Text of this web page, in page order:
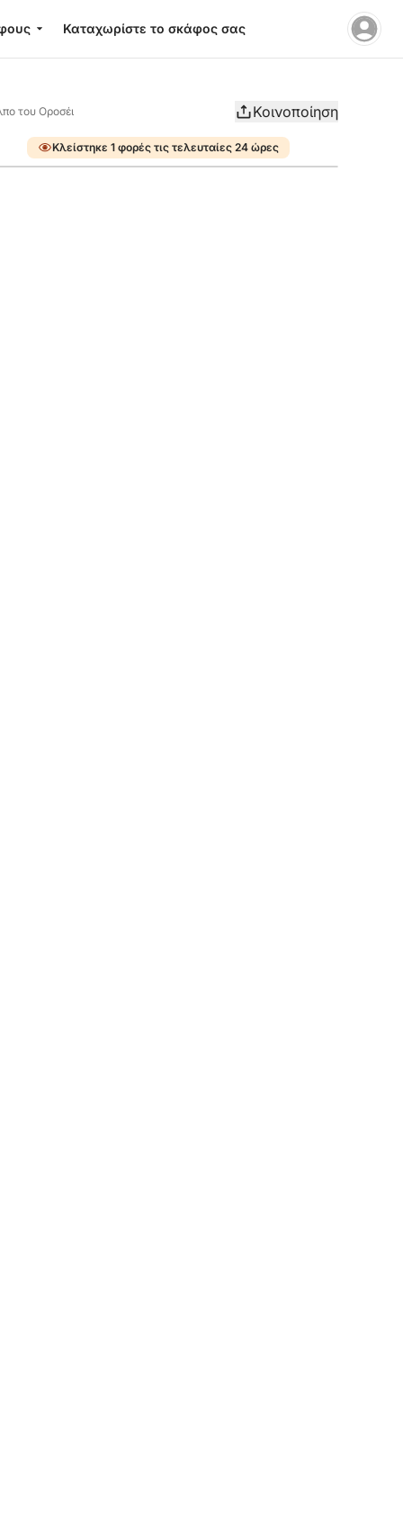
Καταχωρίστε το σκάφος σας
του Οροσέι Κοινοποίηση
Κλείστηκε 1 φορές τις τελευταίες 24 ώρες